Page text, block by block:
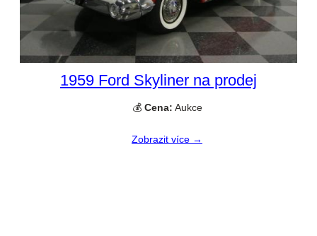
1959 Ford Skyliner na prodej
💰 Cena: Aukce
Zobrazit více →